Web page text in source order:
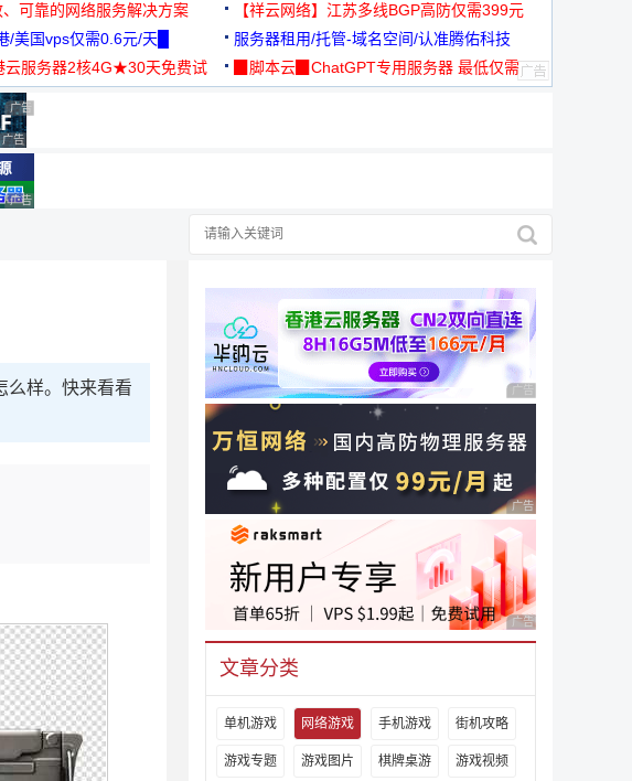
用★
可靠的网络服务解决方案
【祥云网络】江苏多线BGP高防仅需399元
/美国vps仅需0.6元/天█
服务器租用/托管-域名空间/认准腾佑科技
服务器2核4G★30天免费试
▉脚本云▉ChatGPT专用服务器 最低仅需
广告 商业广告，理性选择
广告 商业广告，理性选择
广告 商业广告，理性选择
么样。快来看看
广告 商业广告，理性
广告 商业广告，理性
广告 商业广告，理性
文章分类
单机游戏 网络游戏 手机游戏 街机攻略
游戏专题 游戏图片 棋牌桌游 游戏视频